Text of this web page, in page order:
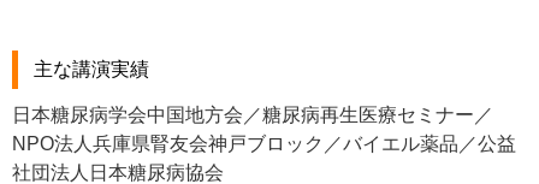
主な講演実績
日本糖尿病学会中国地方会／糖尿病再生医療セミナー／
NPO法人兵庫県腎友会神戸ブロック／バイエル薬品／公益
社団法人日本糖尿病協会